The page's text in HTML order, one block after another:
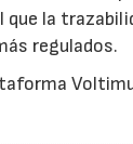
la
regulados.